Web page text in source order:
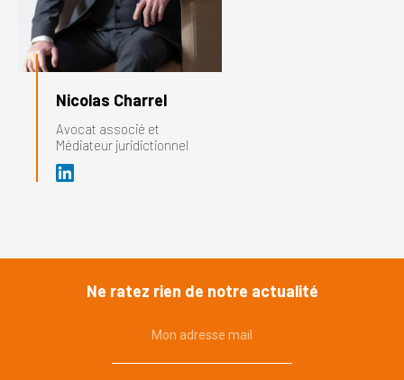
Nicolas Charrel
Avocat associé et
Médiateur juridictionnel
Ne ratez rien de notre actualité
Mon adresse mail